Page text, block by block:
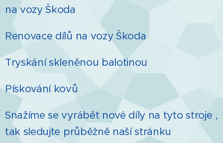
na vozy Škoda
Renovace dílů na vozy Škoda
Tryskání skleněnou balotinou
Pískování kovů
Snažíme se vyrábět nové díly na tyto stroje ,
tak sledujte průběžně naší stránku